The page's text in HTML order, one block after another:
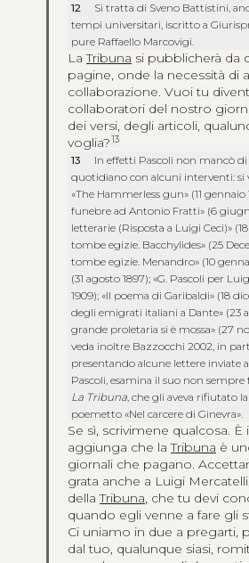
12
Si tratta di Sveno Battistini,
tempi universitari, iscritto a
pure Raffaello Marcovigi.
LaTribuna si pubblicherà da
pagine, onde la necessità di
collaborazione. Vuoi tu
collaboratori del nostro
dei versi, degli articoli,
voglia?13
13
In effetti Pascoli non mancò di
quotidiano con alcuni interventi: si
«The Hammerless gun» (11 gennaio
funebre ad Antonio Fratti» (6
letterarie (Risposta a Luigi Ceci)»
tombe egizie. Bacchylides» (25
tombe egizie. Menandro» (10
(31 agosto 1897); «G. Pascoli per
1909); «Il poema di Garibaldi» (18
degli emigrati italiani a Dante» (23
grande proletaria si è mossa» (27
veda inoltre Bazzocchi 2002, in
presentando alcune lettere inviate
Pascoli, esamina il suo non
La Tribuna, che gli aveva rifiutato
poemetto «Nel carcere di Ginevra».
Se sì, scrivimene qualcosa.
aggiunga che laTribuna è
giornali che pagano.
grata anche a Luigi
dellaTribuna, che tu devi
quando egli venne a fare gli
Ci uniamo in due a pregarti,
dal tuo, qualunque siasi,